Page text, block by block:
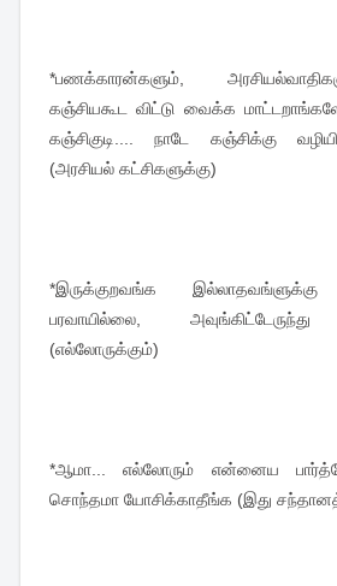
*பணக்காரன்களும்,
கஞ்சியகூட விட்டு வைக்க
கஞ்சிகுடி.... நாடே கஞ்சிக்கு
(அரசியல் கட்சிகளுக்கு)
*இருக்குறவங்க இல்லாதவங்ளுக்கு
பரவாயில்லை, அவுங்கிட்டேருந்து
(எல்லோருக்கும்)
*ஆமா... எல்லோரும் என்னைய
சொந்தமா யோசிக்காதீங்க (இது